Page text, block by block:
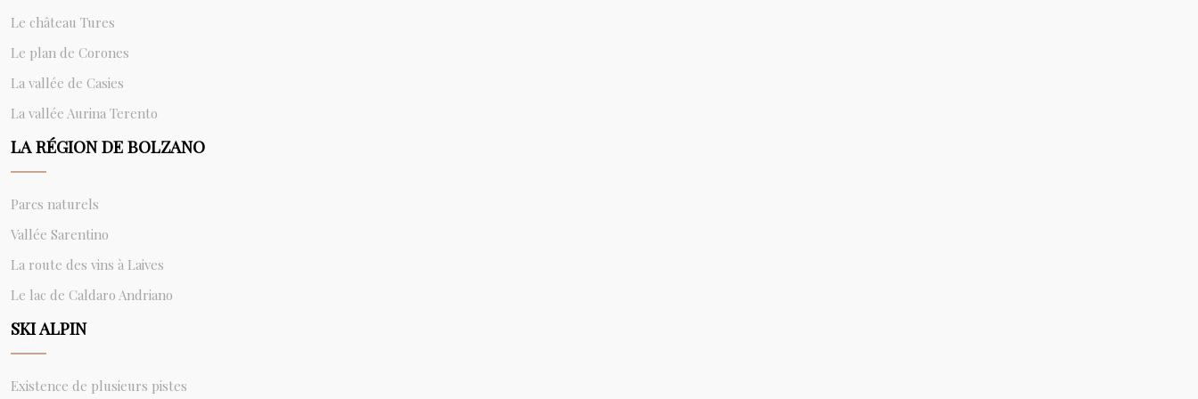
Le château Tures
Le plan de Corones
La vallée de Casies
La vallée Aurina Terento
LA RÉGION DE BOLZANO
Parcs naturels
Vallée Sarentino
La route des vins à Laives
Le lac de Caldaro Andriano
SKI ALPIN
Existence de plusieurs pistes